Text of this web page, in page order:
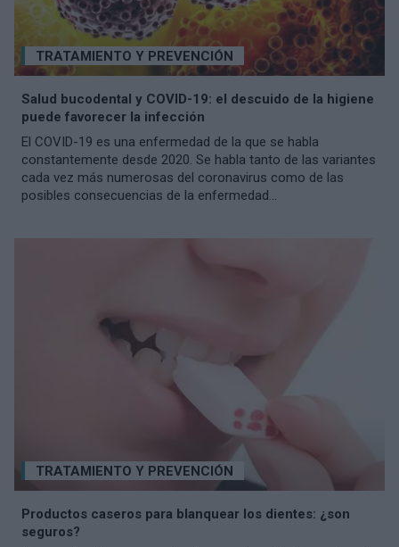
TRATAMIENTO Y PREVENCIÓN
Salud bucodental y COVID-19: el descuido de la higiene
puede favorecer la infección
El COVID-19 es una enfermedad de la que se habla
constantemente desde 2020. Se habla tanto de las variantes
cada vez más numerosas del coronavirus como de las
posibles consecuencias de la enfermedad...
TRATAMIENTO Y PREVENCIÓN
Productos caseros para blanquear los dientes: ¿son
seguros?